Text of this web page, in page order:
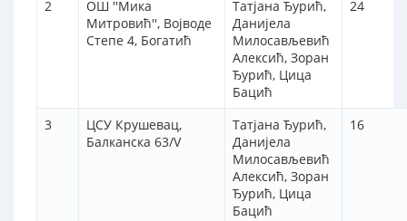
2
ОШ ''Мика
Митровић'', Војводе
Степе 4, Богатић
Татјана Ђурић,
Данијела
Милосављевић
Алексић, Зоран
Ђурић, Цица
Бацић
24
3
ЦСУ Крушевац,
Балканска 63/V
Татјана Ђурић,
Данијела
Милосављевић
Алексић, Зоран
Ђурић, Цица
Бацић
16